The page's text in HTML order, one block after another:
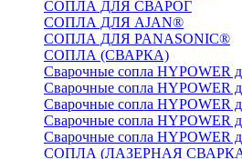
СОПЛА ДЛЯ СВАРОГ
СОПЛА ДЛЯ AJAN®
СОПЛА ДЛЯ PANASONIC®
СОПЛА (СВАРКА)
Сварочные сопла HYPOWER
Сварочные сопла HYPOWER
Сварочные сопла HYPOWER
Сварочные сопла HYPOWER
Сварочные сопла HYPOWER
СОПЛА (ЛАЗЕРНАЯ